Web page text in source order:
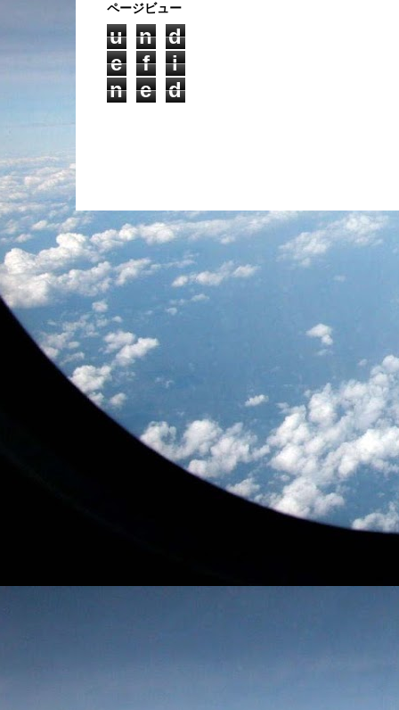
ページビュー
u n
d
e
f
i
n
e d